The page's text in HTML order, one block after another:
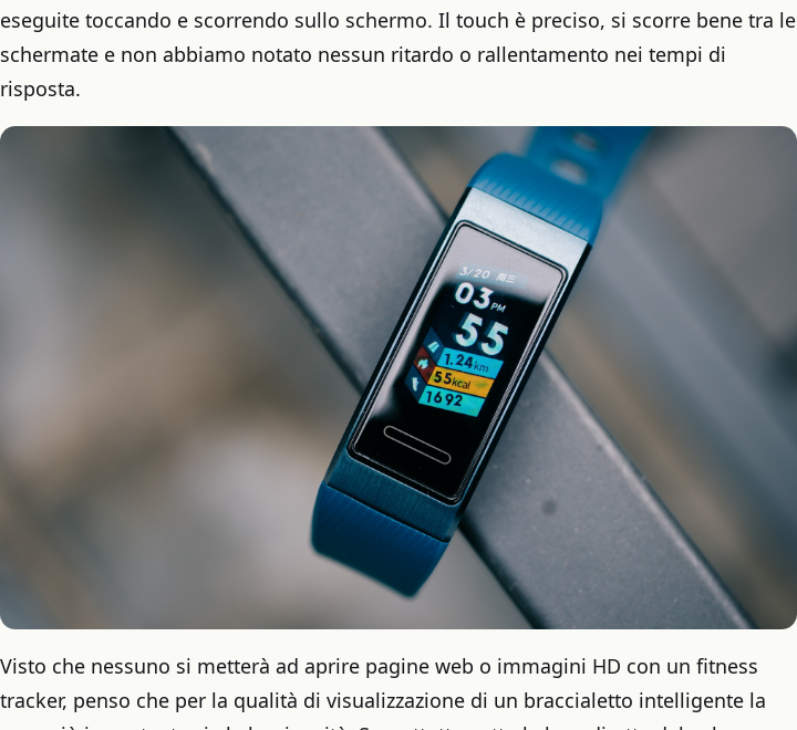
eseguite toccando e scorrendo sullo schermo. Il touch è preciso, si scorre bene tra le
schermate e non abbiamo notato nessun ritardo o rallentamento nei tempi di
risposta.
Visto che nessuno si metterà ad aprire pagine web o immagini HD con un fitness
tracker, penso che per la qualità di visualizzazione di un braccialetto intelligente la